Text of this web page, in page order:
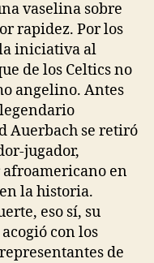
vaselina sobre
rapidez. Por los
iniciativa al
de los Celtics no
angelino. Antes
Auerbach se retiró
jugador,
en
la historia.
eso sí, su
con los
de